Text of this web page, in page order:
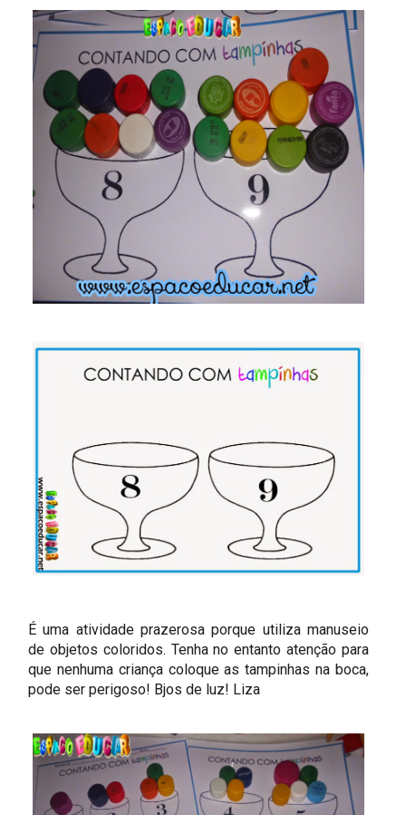
É uma atividade prazerosa porque utiliza manuseio
de objetos coloridos. Tenha no entanto atenção para
que nenhuma criança coloque as tampinhas na boca,
pode ser perigoso! Bjos de luz! Liza